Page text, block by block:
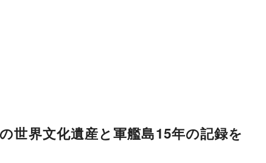
世界文化遺産と軍艦島15年の記録を